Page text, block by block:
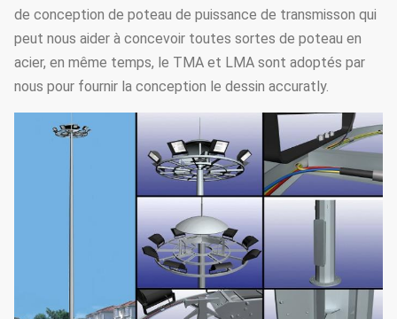
de conception de poteau de puissance de transmisson qui
peut nous aider à concevoir toutes sortes de poteau en
acier, en même temps, le TMA et LMA sont adoptés par
nous pour fournir la conception le dessin accuratly.